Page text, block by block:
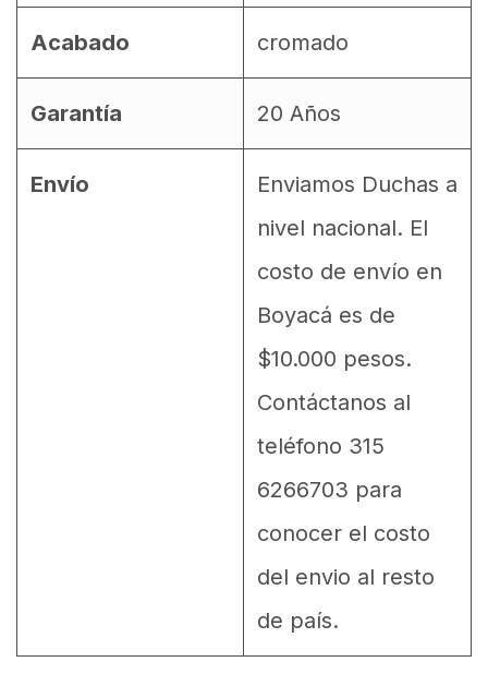
Acabado cromado
Garantía 20 Años
Envío
Enviamos Duchas a
nivel nacional. El
costo de envío en
Boyacá es de
$10.000 pesos.
Contáctanos al
teléfono 315
6266703 para
conocer el costo
del envio al resto
de país.